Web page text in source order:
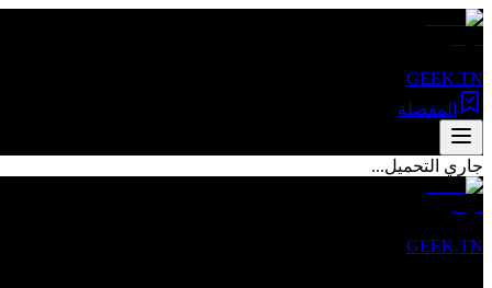
GEEK.TN
المفضلة
جاري التحميل...
GEEK.TN